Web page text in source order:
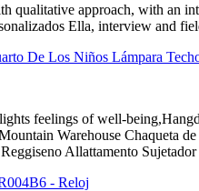
qualitative approach, with an
Ella, interview and
De Los Niños Lámpara
feelings of well-
Warehouse Chaqueta
Allattamento Sujetador
- Reloj